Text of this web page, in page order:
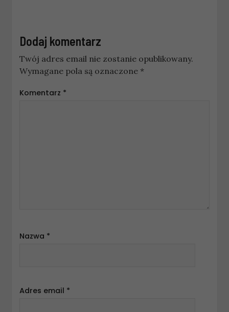
Dodaj komentarz
Twój adres email nie zostanie opublikowany.
Wymagane pola są oznaczone *
Komentarz *
Nazwa *
Adres email *